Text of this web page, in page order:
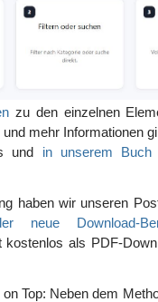
zu den einzelnen
mehr Informationen
und in unserem Buch
haben wir unseren
neue Download-
als PDF-
Top: Neben dem